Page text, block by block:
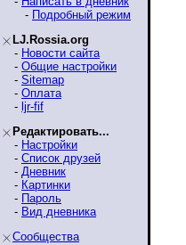
- Подробный режим
LJ.Rossia.org
- Новости сайта
- Общие настройки
- Sitemap
- Оплата
- ljr-fif
Редактировать...
- Настройки
- Список друзей
- Дневник
- Картинки
- Пароль
- Вид дневника
Сообщества